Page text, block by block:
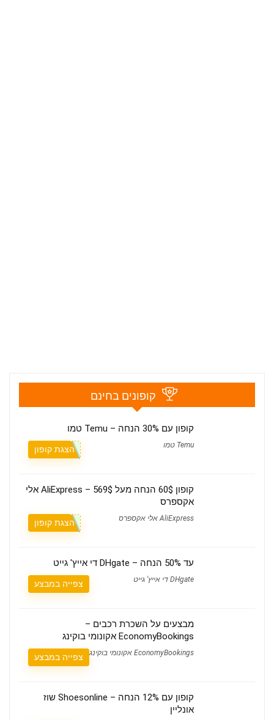
קופונים בחינם
קופון עם 30% הנחה – Temu טמו
Temu טמו הצגת קופון
קופון 60$ הנחה מעל 569$ – AliExpress אלי
אקספרס
AliExpress אלי אקספרס הצגת קופון
עד 50% הנחה – DHgate די אייץ' גייט
DHgate די אייץ' גייט צפייה במבצע
מבצעים על השכרת רכבים –
EconomyBookings אקונומי בוקינג
EconomyBookings אקונומי בוקינג צפייה במבצע
קופון עם 12% הנחה – Shoesonline שוז
אונליין